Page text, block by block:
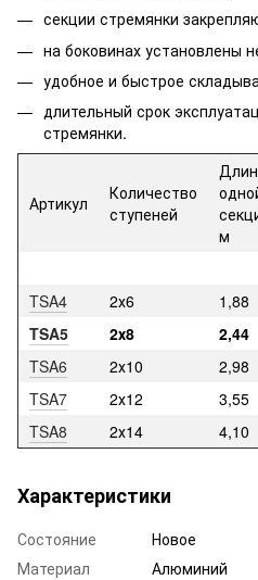
секции стремянки
на боковинах установлены
удобное и быстрое
длительный срок
стремянки.
Артикул
Количество
ступеней
м
TSA4 2х6 1,88
TSA5
2х8 2,44
TSA6
2х10 2,98
TSA7
2х12 3,55
TSA8
2х14 4,10
Характеристики
Состояние
Новое
Материал
Алюминий